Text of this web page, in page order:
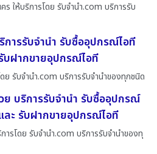
ร ให้บริการโดย รับจํานํา.com บริการรับ
ารรับจำนำ รับซื้ออุปกรณ์ไอที
บฝากขายอุปกรณ์ไอที
ย รับจํานํา.com บริการรับจำนำของทุกชนิด
ย บริการรับจำนำ รับซื้ออุปกรณ์
ละ รับฝากขายอุปกรณ์ไอที
ารโดย รับจํานํา.com บริการรับจำนำของทุ